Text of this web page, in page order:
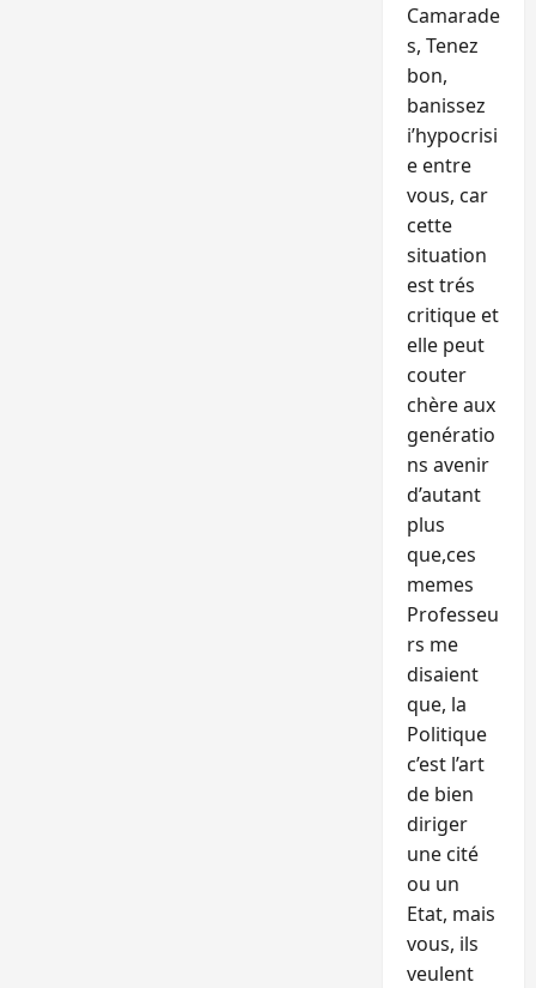
Camarade
s, Tenez
bon,
banissez
i’hypocrisi
e entre
vous, car
cette
situation
est trés
critique et
elle peut
couter
chère aux
genératio
ns avenir
d’autant
plus
que,ces
memes
Professeu
rs me
disaient
que, la
Politique
c’est l’art
de bien
diriger
une cité
ou un
Etat, mais
vous, ils
veulent